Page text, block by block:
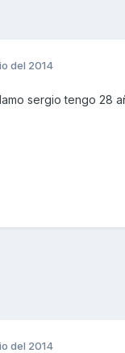
del 2014
sergio tengo 28
del 2014